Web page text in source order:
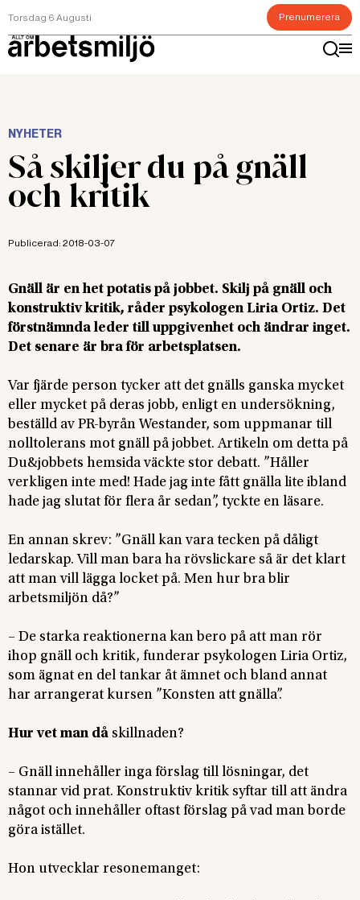
Torsdag 6 Augusti Prenumerera
NYHETER
Så skiljer du på gnäll
och kritik
Publicerad: 2018-03-07
Gnäll är en het potatis på jobbet. Skilj på gnäll och
konstruktiv kritik, råder psykologen Liria Ortiz. Det
förstnämnda leder till uppgivenhet och ändrar inget.
Det senare är bra för arbetsplatsen.
Var fjärde person tycker att det gnälls ganska mycket
eller mycket på deras jobb, enligt en undersökning,
beställd av PR-byrån Westander, som uppmanar till
nolltolerans mot gnäll på jobbet. Artikeln om detta på
Du&jobbets hemsida väckte stor debatt. ”Håller
verkligen inte med! Hade jag inte fått gnälla lite ibland
hade jag slutat för flera år sedan”, tyckte en läsare.
En annan skrev: ”Gnäll kan vara tecken på dåligt
ledarskap. Vill man bara ha rövslickare så är det klart
att man vill lägga locket på. Men hur bra blir
arbetsmiljön då?”
– De starka reaktionerna kan bero på att man rör
ihop gnäll och kritik, funderar psykologen Liria Ortiz,
som ägnat en del tankar åt ämnet och bland annat
har arrangerat kursen ”Konsten att gnälla”.
Hur vet man då skillnaden?
– Gnäll innehåller inga förslag till lösningar, det
stannar vid prat. Konstruktiv kritik syftar till att ändra
något och innehåller oftast förslag på vad man borde
göra istället.
Hon utvecklar resonemanget: